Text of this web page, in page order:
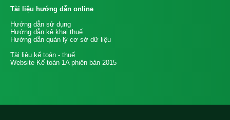
Tài liệu hướng dẫn online
Hướng dẫn sử dụng
Hướng dẫn kê khai thuế
Hướng dẫn quản lý cơ sở dữ liệu
Tài liệu kế toán - thuế
Website Kế toán 1A phiên bản 2015